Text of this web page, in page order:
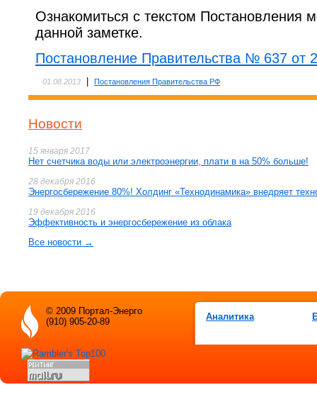
Ознакомиться с текстом Постановления
данной заметке.
Постановление Правительства № 637 от
01.08.2013 Постановления Правительства РФ
Новости
15 января 2017
Нет счетчика воды или электроэнергии, плати в на 50% больше!
28 декабря 2016
Энергосбережение 80%! Холдинг «Технодинамика» внедряет
19 декабря 2016
Эффективность и энергосбережение из облака
Все новости →
Аналитика
© 2009 Портал-Энерго
(910) 905-20-89